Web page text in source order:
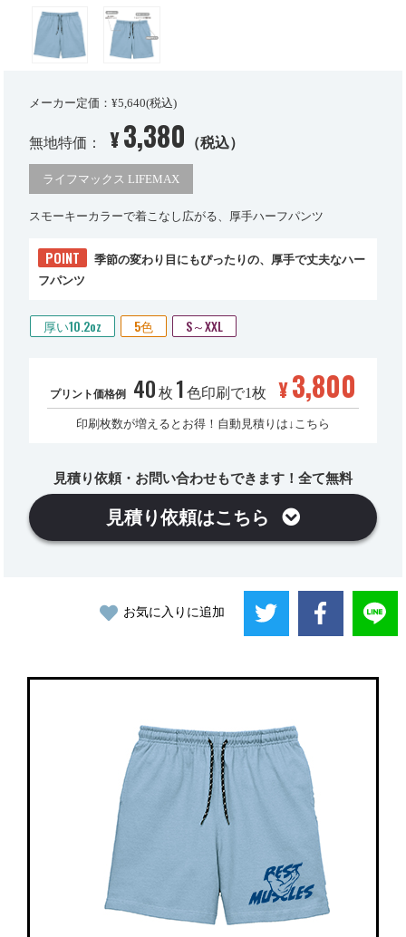
メーカー定価：¥5,640(税込)
無地特価： ¥3,380 （税込）
ライフマックス LIFEMAX
スモーキーカラーで着こなし広がる、厚手ハーフパンツ
POINT
季節の変わり目にもぴったりの、厚手で丈夫なハー
フパンツ
厚い10.2oz 5色 S～XXL
プリント価格例 40 枚 1 色印刷で1枚 ¥3,800
印刷枚数が増えるとお得！自動見積りは↓こちら
見積り依頼・お問い合わせもできます！全て無料
見積り依頼はこちら
お気に入りに追加